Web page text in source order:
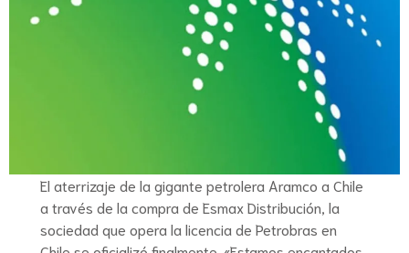
El aterrizaje de la gigante petrolera Aramco a Chile
a través de la compra de Esmax Distribución, la
sociedad que opera la licencia de Petrobras en